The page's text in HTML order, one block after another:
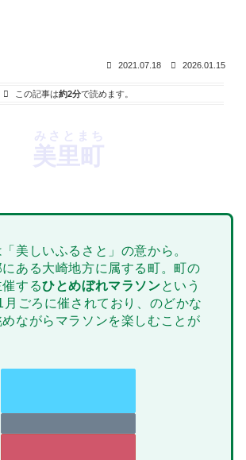
2021.07.18 2026.01.15
この記事は約2分で読めます。
美里町
みさとまち
美しいふるさと」の意から。
ある大崎地方に属する町。町の
するひとめぼれマラソンという
月ごろに催されており、のどかな
ながらマラソンを楽しむことが